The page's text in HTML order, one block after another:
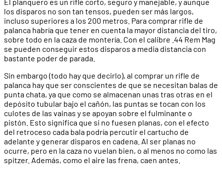
El planquero es un rifle corto, seguro y manejable, y aunque
los disparos no son tan tensos, pueden ser más largos,
incluso superiores a los 200 metros. Para comprar rifle de
palanca habría que tener en cuenta la mayor distancia del tiro,
sobre todo en la caza de montería. Con el calibre .44 Rem Mag
se pueden conseguir estos disparos a media distancia con
bastante poder de parada.
Sin embargo (todo hay que decirlo), al comprar un rifle de
palanca hay que ser conscientes de que se necesitan balas de
punta chata, ya que como se almacenan unas tras otras en el
depósito tubular bajo el cañón, las puntas se tocan con los
culotes de las vainas y se apoyan sobre el fulminante o
pistón. Esto significa que si no fuesen planas, con el efecto
del retroceso cada bala podría percutir el cartucho de
adelante y generar disparos en cadena. Al ser planas no
ocurre, pero en la caza no vuelan bien, o al menos no como las
spitzer. Además, como el aire las frena, caen antes.